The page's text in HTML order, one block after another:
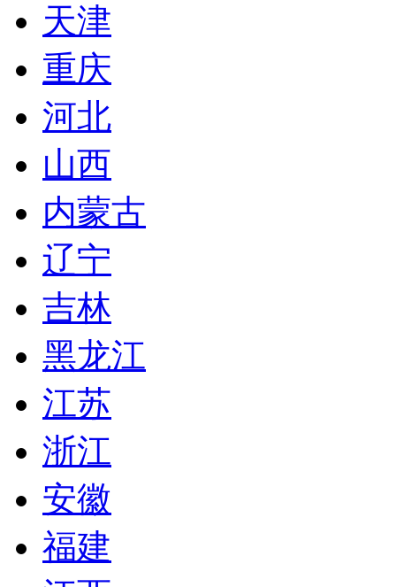
天津
重庆
河北
山西
内蒙古
辽宁
吉林
黑龙江
江苏
浙江
安徽
福建